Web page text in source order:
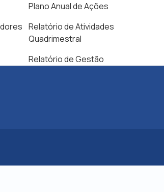
Plano Anual de Ações
Relatório de Atividades
Quadrimestral
Relatório de Gestão